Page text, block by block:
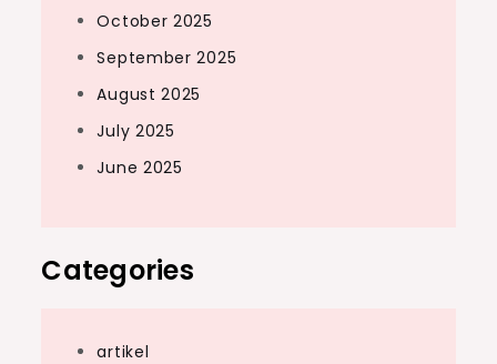
October 2025
September 2025
August 2025
July 2025
June 2025
Categories
artikel